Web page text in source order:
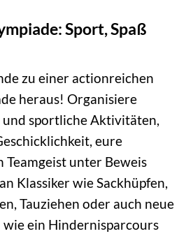
Sport, Spaß
zu einer actionreichen
heraus! Organisiere
und sportliche Aktivitäten,
eure
Teamgeist unter Beweis
Klassiker wie Sackhüpfen,
Tauziehen oder auch neue
ein Hindernisparcours